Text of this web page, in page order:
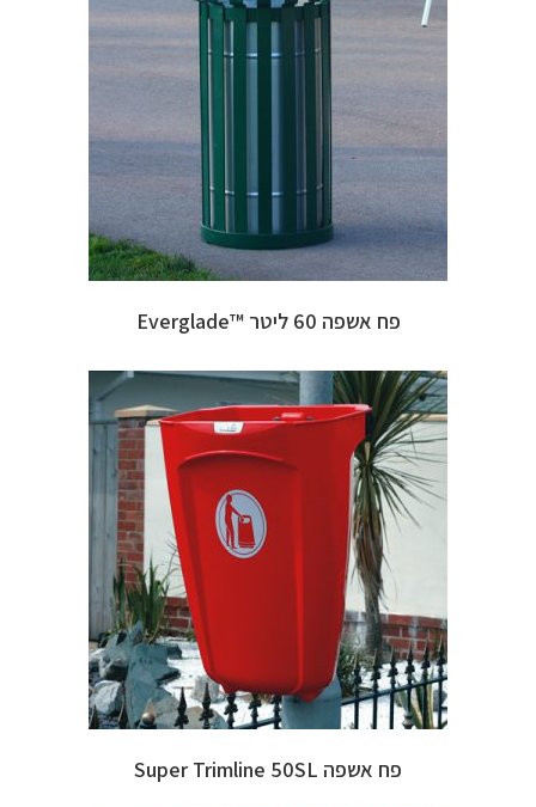
פח אשפה 60 ליטר ™Everglade
פח אשפה Super Trimline 50SL